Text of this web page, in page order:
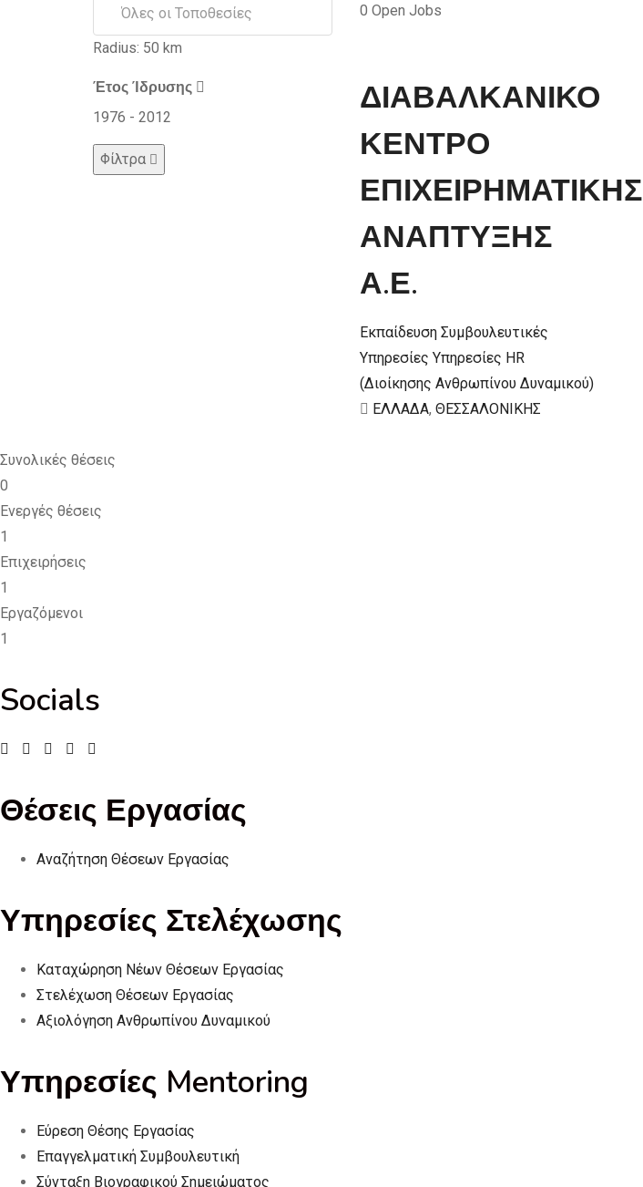
Radius: 50 km
Έτος Ίδρυσης
1976 - 2012
Φίλτρα
0 Open Jobs
ΔΙΑΒΑΛΚΑΝΙΚΟ
ΚΕΝΤΡΟ
ΕΠΙΧΕΙΡΗΜΑΤΙΚΗΣ
ΑΝΑΠΤΥΞΗΣ
Α.Ε.
Εκπαίδευση Συμβουλευτικές
Υπηρεσίες Υπηρεσίες HR
(Διοίκησης Ανθρωπίνου Δυναμικού)
ΕΛΛΑΔΑ, ΘΕΣΣΑΛΟΝΙΚΗΣ
Συνολικές θέσεις
0
Ενεργές θέσεις
1
Επιχειρήσεις
1
Εργαζόμενοι
1
Socials
Θέσεις Εργασίας
Αναζήτηση Θέσεων Εργασίας
Υπηρεσίες Στελέχωσης
Καταχώρηση Νέων Θέσεων Εργασίας
Στελέχωση Θέσεων Εργασίας
Αξιολόγηση Ανθρωπίνου Δυναμικού
Υπηρεσίες Mentoring
Εύρεση Θέσης Εργασίας
Επαγγελματική Συμβουλευτική
Σύνταξη Βιογραφικού Σημειώματος